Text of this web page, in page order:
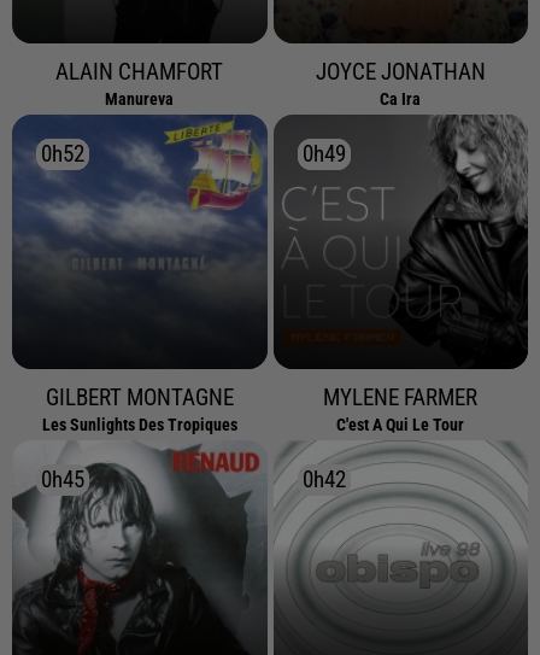
ALAIN CHAMFORT
Manureva
JOYCE JONATHAN
Ca Ira
0h52
0h52
GILBERT MONTAGNE
Les Sunlights Des Tropiques
0h49
0h49
MYLENE FARMER
C'est A Qui Le Tour
0h45
0h45 0h42
0h42